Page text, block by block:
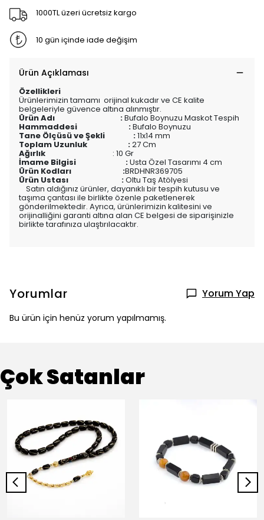
1000TL üzeri ücretsiz kargo
10 gün içinde iade değişim
Ürün Açıklaması
Özellikleri
Ürünlerimizin tamamı orijinal kukadır ve CE kalite
belgeleriyle güvence altına alınmıştır.
Ürün Adı :Bufalo Boynuzu Maskot Tespih
Hammaddesi :Bufalo Boynuzu
Tane Ölçüsü ve Şekli :11x14 mm
Toplam Uzunluk :27 Cm
Ağırlık : 10 Gr
İmame Bilgisi :Usta Özel Tasarımı 4 cm
Ürün Kodları :BRDHNR369705
Ürün Ustası :Oltu Taş Atölyesi
Satın aldığınız ürünler, dayanıklı bir tespih kutusu ve
taşıma çantası ile birlikte özenle paketlenerek
gönderilmektedir. Ayrıca, ürünlerimizin kalitesini ve
orijinalliğini garanti altına alan CE belgesi de siparişinizle
birlikte tarafınıza ulaştırılacaktır.
Yorumlar Yorum Yap
Bu ürün için henüz yorum yapılmamış.
Çok Satanlar